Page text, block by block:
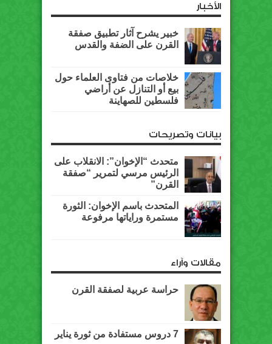
الأخبار
خبير يشرح آثار تطبيق صفقة
القرن على الضفة والقدس
خلاصات من فتاوى العلماء حول
بيع أو التنازل عن أراضي
فلسطين للصهاينة
بيانات وتصريحات
متحدث “الإخوان”: الانقلاب على
الرئيس مرسي لتمرير “صفقة
القرن”
المتحدث باسم الإخوان: الثورة
مستمرة وراياتها مرفوعة
مقالات وآراء
حراسة عربية لصفقة القرن
7 دروس مستفادة من ثورة يناير